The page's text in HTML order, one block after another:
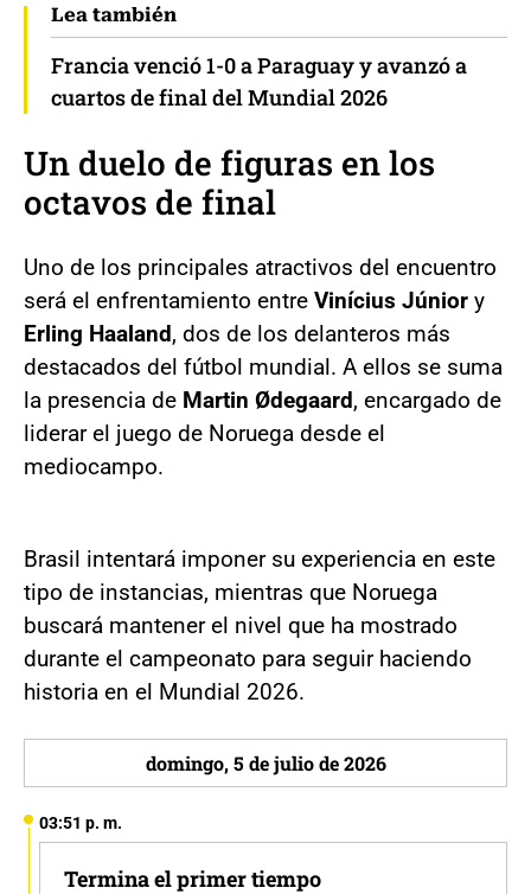
Lea también
Francia venció 1-0 a Paraguay y avanzó a
cuartos de final del Mundial 2026
Un duelo de figuras en los
octavos de final
Uno de los principales atractivos del encuentro
será el enfrentamiento entre Vinícius Júnior y
Erling Haaland, dos de los delanteros más
destacados del fútbol mundial. A ellos se suma
la presencia de Martin Ødegaard, encargado de
liderar el juego de Noruega desde el
mediocampo.
Brasil intentará imponer su experiencia en este
tipo de instancias, mientras que Noruega
buscará mantener el nivel que ha mostrado
durante el campeonato para seguir haciendo
historia en el Mundial 2026.
domingo, 5 de julio de 2026
03:51 p. m.
Termina el primer tiempo